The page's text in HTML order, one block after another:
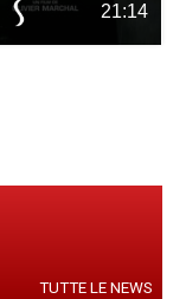
21:14
TUTTE LE NEWS